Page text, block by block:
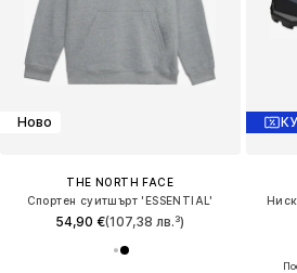
Ново
THE NORTH FACE
Спортен суитшърт 'ESSENTIAL'
54,90 €(107,38 лв.³)